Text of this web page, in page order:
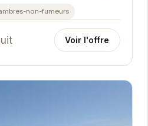
et son...
non-fumeurs
Voir l'offre